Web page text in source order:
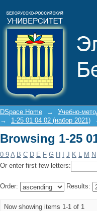
DSpace Home →
Учебно-
→
1-25 01 04 02 (набор 2021)
Browsing 1-25
0-9 A B C D E F G H J K L M N
Or enter first few letters:
Order: Results:
Now showing items 1-1 of 1